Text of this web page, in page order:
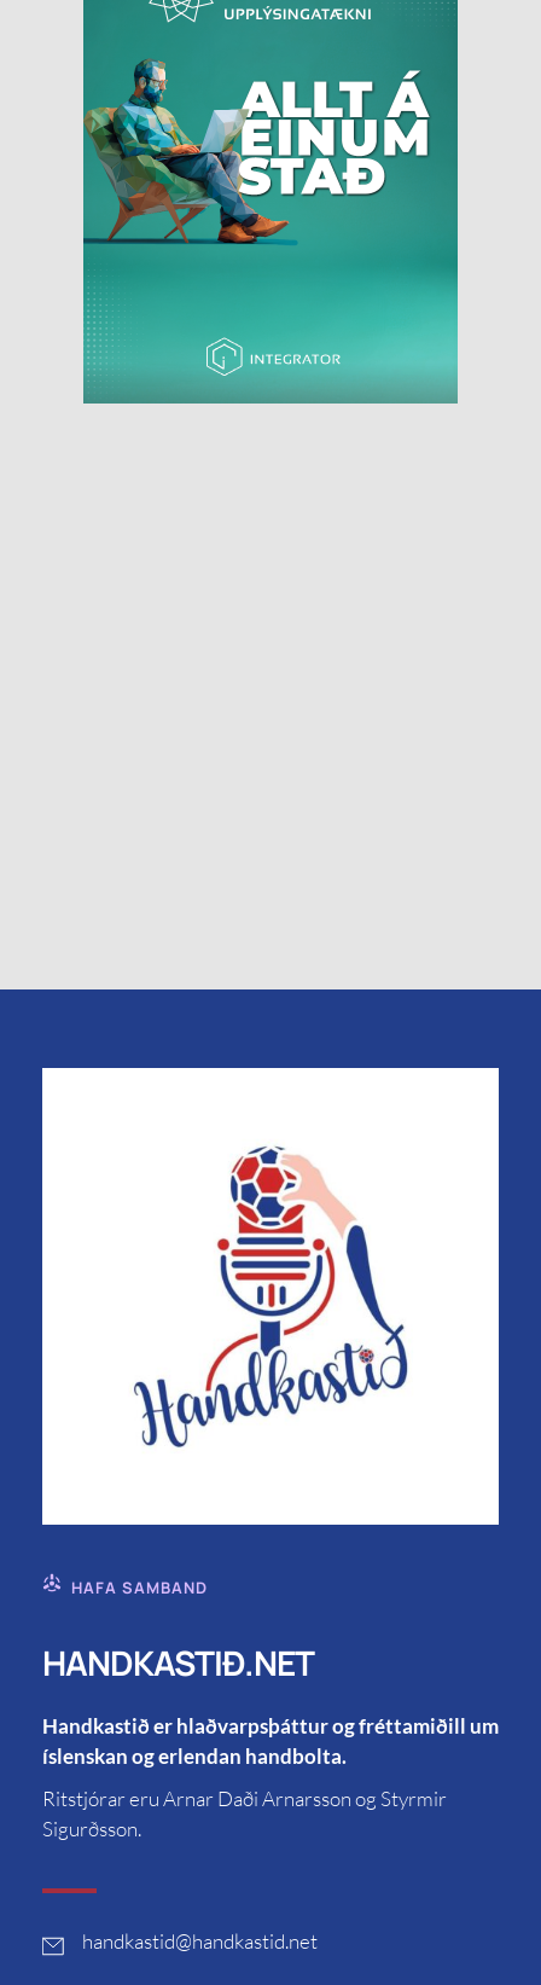
HAFA SAMBAND
HANDKASTIÐ.NET
Handkastið er hlaðvarpsþáttur og fréttamiðill um
íslenskan og erlendan handbolta.
Ritstjórar eru Arnar Daði Arnarsson og Styrmir
Sigurðsson.
handkastid@handkastid.net